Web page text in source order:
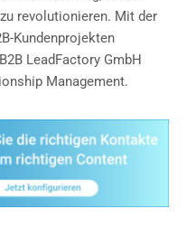
revolutionieren. Mit der
Kundenprojekten
LeadFactory GmbH
Management.